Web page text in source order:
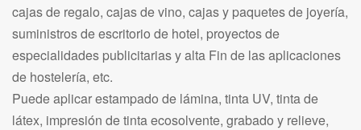
cajas de regalo, cajas de vino, cajas y paquetes de joyería,
suministros de escritorio de hotel, proyectos de
especialidades publicitarias y alta Fin de las aplicaciones
de hostelería, etc.
Puede aplicar estampado de lámina, tinta UV, tinta de
látex, impresión de tinta ecosolvente, grabado y relieve,